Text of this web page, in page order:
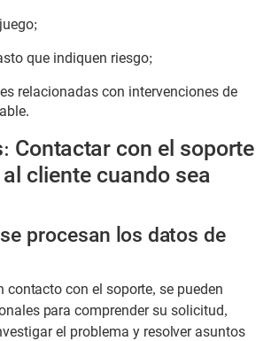
que indiquen riesgo;
relacionadas con intervenciones de
Contactar con el soporte
cliente cuando sea
procesan los datos de
contacto con el soporte, se pueden
para comprender su solicitud,
el problema y resolver asuntos